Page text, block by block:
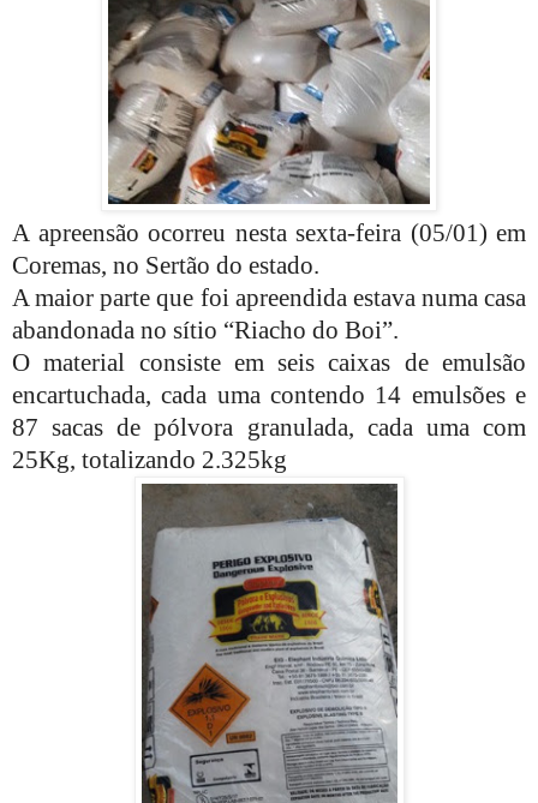
A apreensão ocorreu nesta sexta-feira (05/01) em
Coremas, no Sertão do estado.
A maior parte que foi apreendida estava numa casa
abandonada no sítio “Riacho do Boi”.
O material consiste em seis caixas de emulsão
encartuchada, cada uma contendo 14 emulsões e
87 sacas de pólvora granulada, cada uma com
25Kg, totalizando 2.325kg